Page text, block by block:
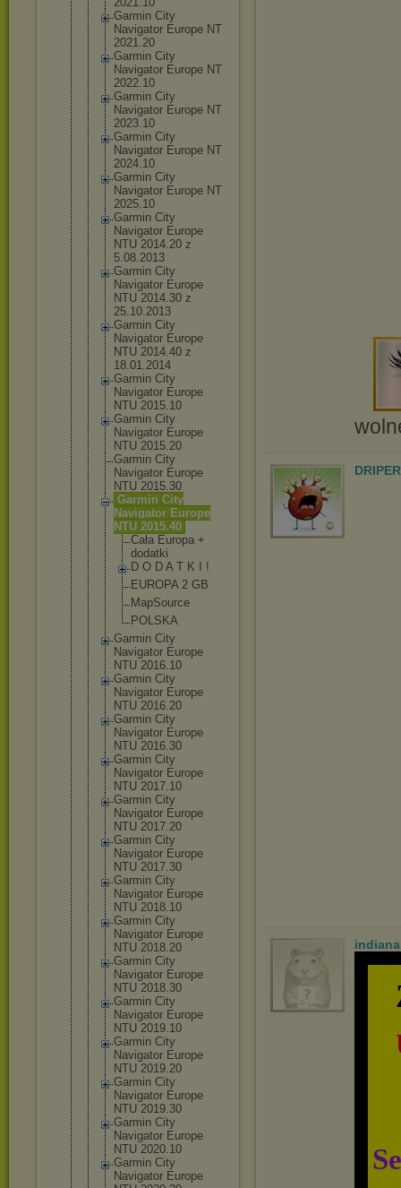
Garmin City
Navigator Europe NT
2021.20
Garmin City
Navigator Europe NT
2022.10
Garmin City
Navigator Europe NT
2023.10
Garmin City
Navigator Europe NT
2024.10
Garmin City
Navigator Europe NT
2025.10
Garmin City
Navigator Europe
NTU 2014.20 z
5.08.2013
Garmin City
Navigator Europe
NTU 2014.30 z
25.10.2013
Garmin City
Navigator Europe
NTU 2014.40 z
18.01.2014
Garmin City
Navigator Europe
NTU 2015.10
Garmin City
Navigator Europe
NTU 2015.20
Garmin City
Navigator Europe
NTU 2015.30
Garmin City
Navigator Europe
NTU 2015.40
Cała Europa +
dodatki
D O D A T K I !
EUROPA 2 GB
MapSource
POLSKA
Garmin City
Navigator Europe
NTU 2016.10
Garmin City
Navigator Europe
NTU 2016.20
Garmin City
Navigator Europe
NTU 2016.30
Garmin City
Navigator Europe
NTU 2017.10
Garmin City
Navigator Europe
NTU 2017.20
Garmin City
Navigator Europe
NTU 2017.30
Garmin City
Navigator Europe
NTU 2018.10
Garmin City
Navigator Europe
NTU 2018.20
Garmin City
Navigator Europe
NTU 2018.30
Garmin City
Navigator Europe
NTU 2019.10
Garmin City
Navigator Europe
NTU 2019.20
Garmin City
Navigator Europe
NTU 2019.30
Garmin City
Navigator Europe
NTU 2020.10
Garmin City
Navigator Europe
DRIPER